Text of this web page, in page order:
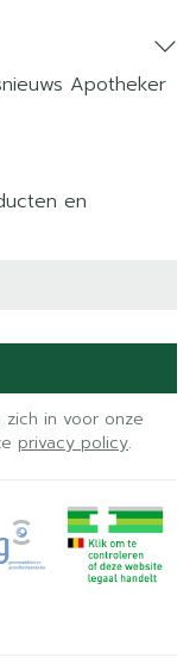
Apotheker
en
in voor onze
privacy policy.